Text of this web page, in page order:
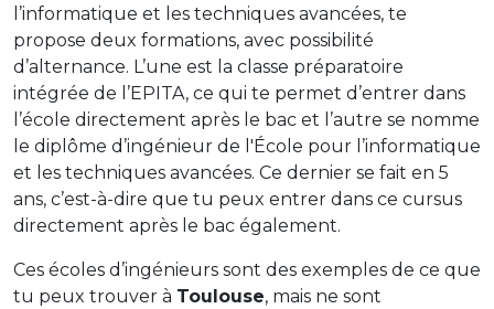
l’informatique et les techniques avancées, te
propose deux formations, avec possibilité
d’alternance. L’une est la classe préparatoire
intégrée de l’EPITA, ce qui te permet d’entrer dans
l’école directement après le bac et l’autre se nomme
le diplôme d’ingénieur de l'École pour l’informatique
et les techniques avancées. Ce dernier se fait en 5
ans, c’est-à-dire que tu peux entrer dans ce cursus
directement après le bac également.
Ces écoles d’ingénieurs sont des exemples de ce que
tu peux trouver à Toulouse, mais ne sont